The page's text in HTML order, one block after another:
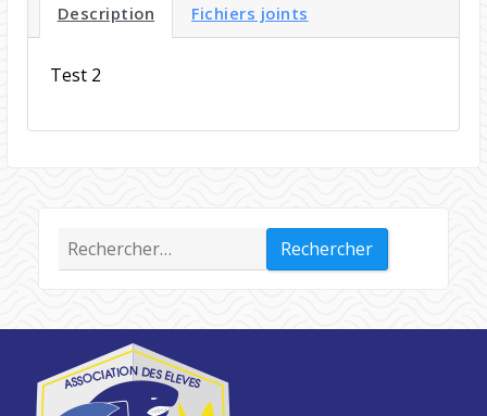
Description Fichiers joints
Test 2
Rechercher :